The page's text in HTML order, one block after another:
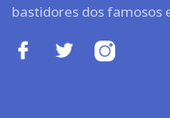
bastidores dos famosos